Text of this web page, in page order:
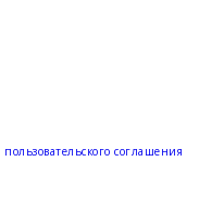
пользовательского соглашения